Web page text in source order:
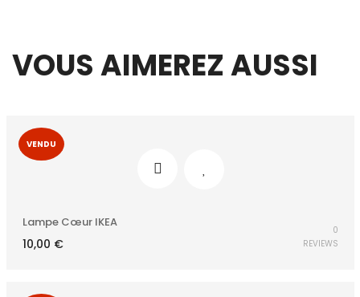
VOUS AIMEREZ AUSSI
VENDU
Lampe Cœur IKEA
10,00 €
0
REVIEWS